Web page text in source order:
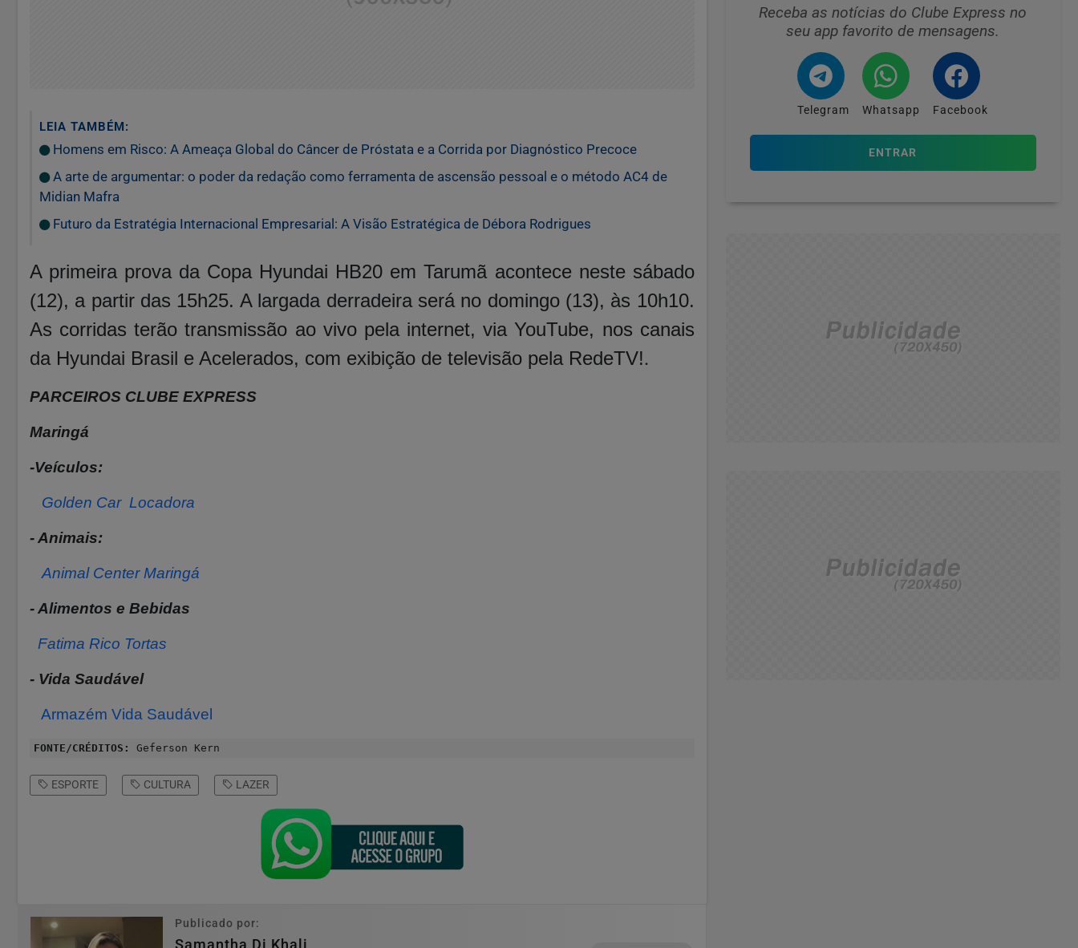
LEIA TAMBÉM:
Homens em Risco: A Ameaça Global do Câncer de Próstata e a Corrida por Diagnóstico Precoce
A arte de argumentar: o poder da redação como ferramenta de ascensão pessoal e o método AC4 de
Midian Mafra
Futuro da Estratégia Internacional Empresarial: A Visão Estratégica de Débora Rodrigues
A primeira prova da Copa Hyundai HB20 em Tarumã acontece neste sábado
(12), a partir das 15h25. A largada derradeira será no domingo (13), às 10h10.
As corridas terão transmissão ao vivo pela internet, via YouTube, nos canais
da Hyundai Brasil e Acelerados, com exibição de televisão pela RedeTV!.
PARCEIROS CLUBE EXPRESS
Maringá
-Veículos:
Golden Car Locadora
- Animais:
Animal Center Maringá
- Alimentos e Bebidas
Fatima Rico Tortas
- Vida Saudável
Armazém Vida Saudável
FONTE/CRÉDITOS: Geferson Kern
ESPORTE CULTURA LAZER
Publicado por:
Samantha Di Khali
Receba as notícias do Clube Express no
seu app favorito de mensagens.
Telegram Whatsapp Facebook
ENTRAR